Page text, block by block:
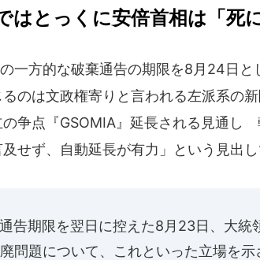
はとっくに安倍首相は「死に
一方的な破棄通告の期限を8月24日と
のは文政権寄りと言われる左派系の
の争点『GSOMIA』延長される見通し
せず、自動延長が有力」という見出し
通告期限を翌日に控えた8月23日、大統
問題について、これといった立場を